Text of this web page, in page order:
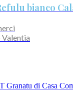
bianco
Valentia